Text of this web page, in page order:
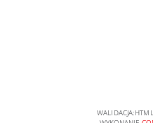
WALIDACJA: